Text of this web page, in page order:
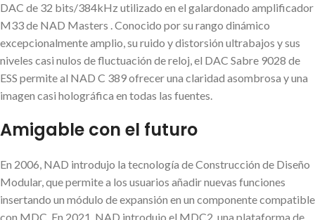
DAC de 32 bits/384kHz utilizado en el galardonado amplificador
M33 de NAD Masters . Conocido por su rango dinámico
excepcionalmente amplio, su ruido y distorsión ultrabajos y sus
niveles casi nulos de fluctuación de reloj, el DAC Sabre 9028 de
ESS permite al NAD C 389 ofrecer una claridad asombrosa y una
imagen casi holográfica en todas las fuentes.
Amigable con el futuro
En 2006, NAD introdujo la tecnología de Construcción de Diseño
Modular, que permite a los usuarios añadir nuevas funciones
insertando un módulo de expansión en un componente compatible
con MDC. En 2021, NAD introdujo el MDC2, una plataforma de